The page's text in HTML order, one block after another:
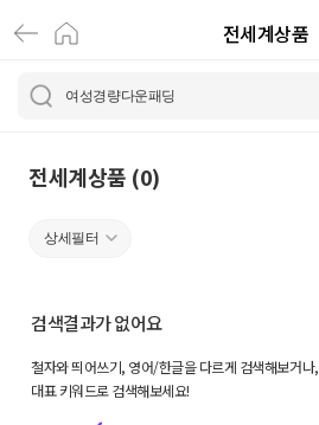
전
세
상
로
켓
전세계상품
전세계상품 (0)
상세필터
검색결과가 없어요
철자와 띄어쓰기, 영어/한글을 다르게 검색해보거나,
대표 키워드로 검색해보세요!